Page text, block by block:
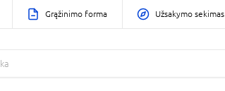
Grąžinimo forma Užsakymo sekimas